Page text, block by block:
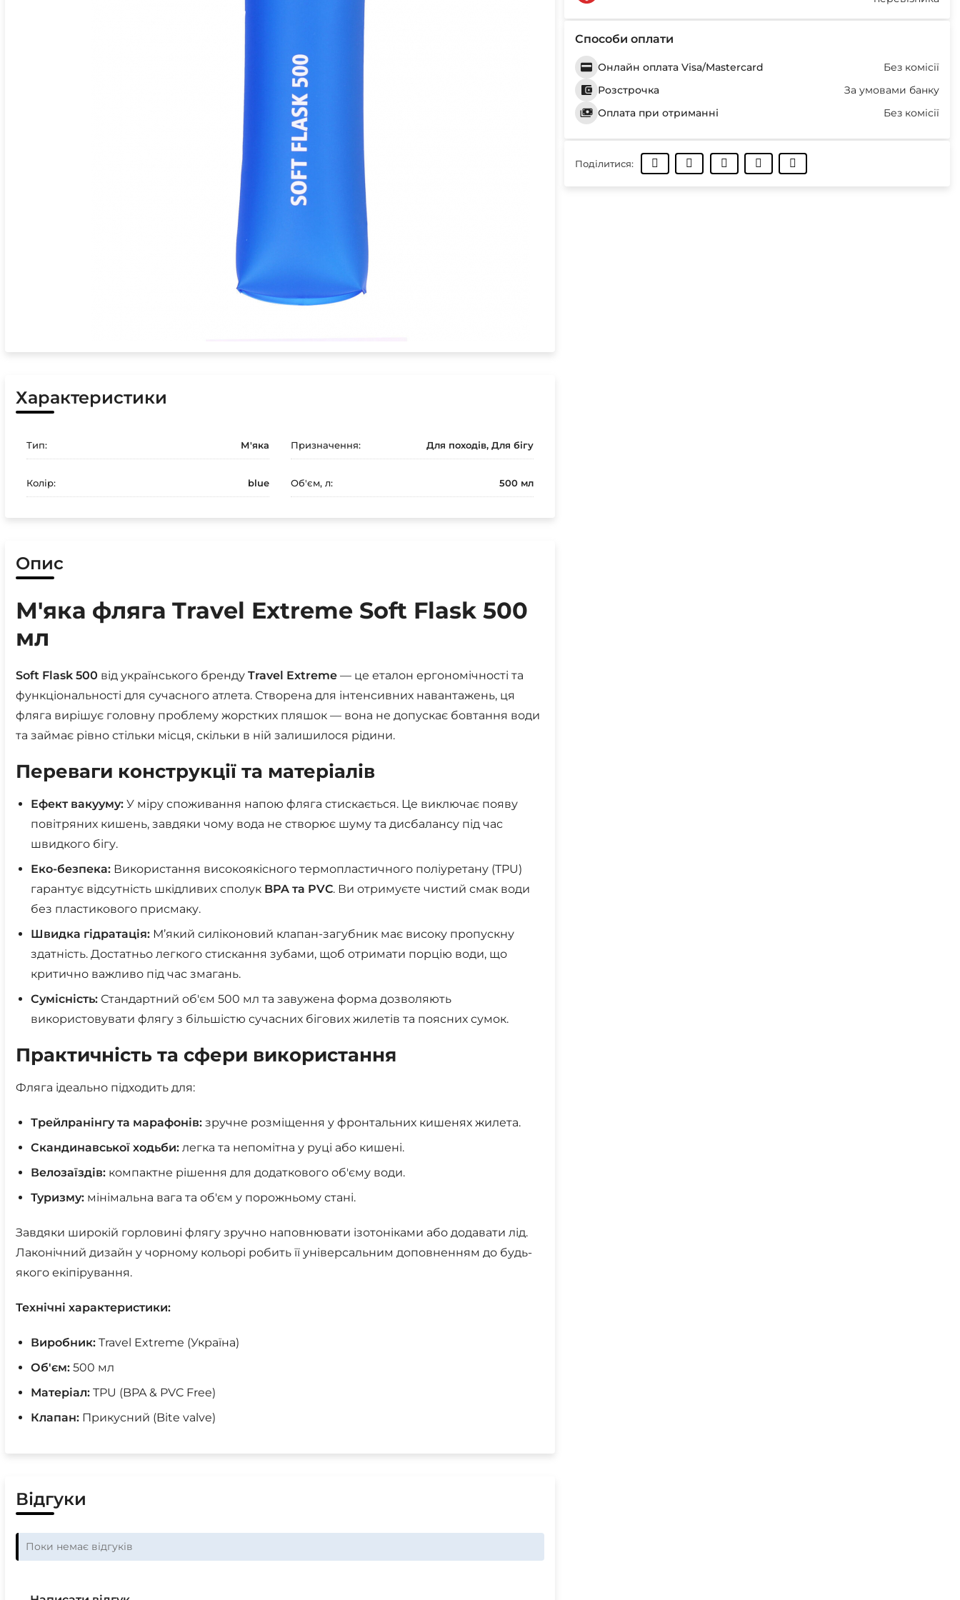
Способи оплати
Онлайн оплата Visa/Mastercard
Без комісії
Розстрочка
За умовами банку
Оплата при отриманні
Без комісії
Поділитися:
Характеристики
Тип: М'яка Призначення: Для походів, Для бігу
Колір: blue Об'єм, л: 500 мл
Опис
М'яка фляга Travel Extreme Soft Flask 500
мл
Soft Flask 500 від українського бренду Travel Extreme — це еталон ергономічності та
функціональності для сучасного атлета. Створена для інтенсивних навантажень, ця
фляга вирішує головну проблему жорстких пляшок — вона не допускає бовтання води
та займає рівно стільки місця, скільки в ній залишилося рідини.
Переваги конструкції та матеріалів
Ефект вакууму: У міру споживання напою фляга стискається. Це виключає появу
повітряних кишень, завдяки чому вода не створює шуму та дисбалансу під час
швидкого бігу.
Еко-безпека: Використання високоякісного термопластичного поліуретану (TPU)
гарантує відсутність шкідливих сполук BPA та PVC. Ви отримуєте чистий смак води
без пластикового присмаку.
Швидка гідратація: М’який силіконовий клапан-загубник має високу пропускну
здатність. Достатньо легкого стискання зубами, щоб отримати порцію води, що
критично важливо під час змагань.
Сумісність: Стандартний об'єм 500 мл та завужена форма дозволяють
використовувати флягу з більшістю сучасних бігових жилетів та поясних сумок.
Практичність та сфери використання
Фляга ідеально підходить для:
Трейлранінгу та марафонів: зручне розміщення у фронтальних кишенях жилета.
Скандинавської ходьби: легка та непомітна у руці або кишені.
Велозаїздів: компактне рішення для додаткового об'єму води.
Туризму: мінімальна вага та об'єм у порожньому стані.
Завдяки широкій горловині флягу зручно наповнювати ізотоніками або додавати лід.
Лаконічний дизайн у чорному кольорі робить її універсальним доповненням до будь-
якого екіпірування.
Технічні характеристики:
Виробник: Travel Extreme (Україна)
Об'єм: 500 мл
Матеріал: TPU (BPA & PVC Free)
Клапан: Прикусний (Bite valve)
Відгуки
Поки немає відгуків